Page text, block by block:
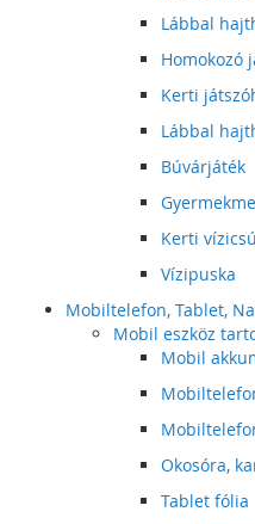
Lábbal
Homokozó
Kerti
Lábbal
Búvárjáték
Kerti
Vízipuska
Mobiltelefon, Tablet,
Mobil eszköz
Mobil
Okosóra,
Tablet fólia